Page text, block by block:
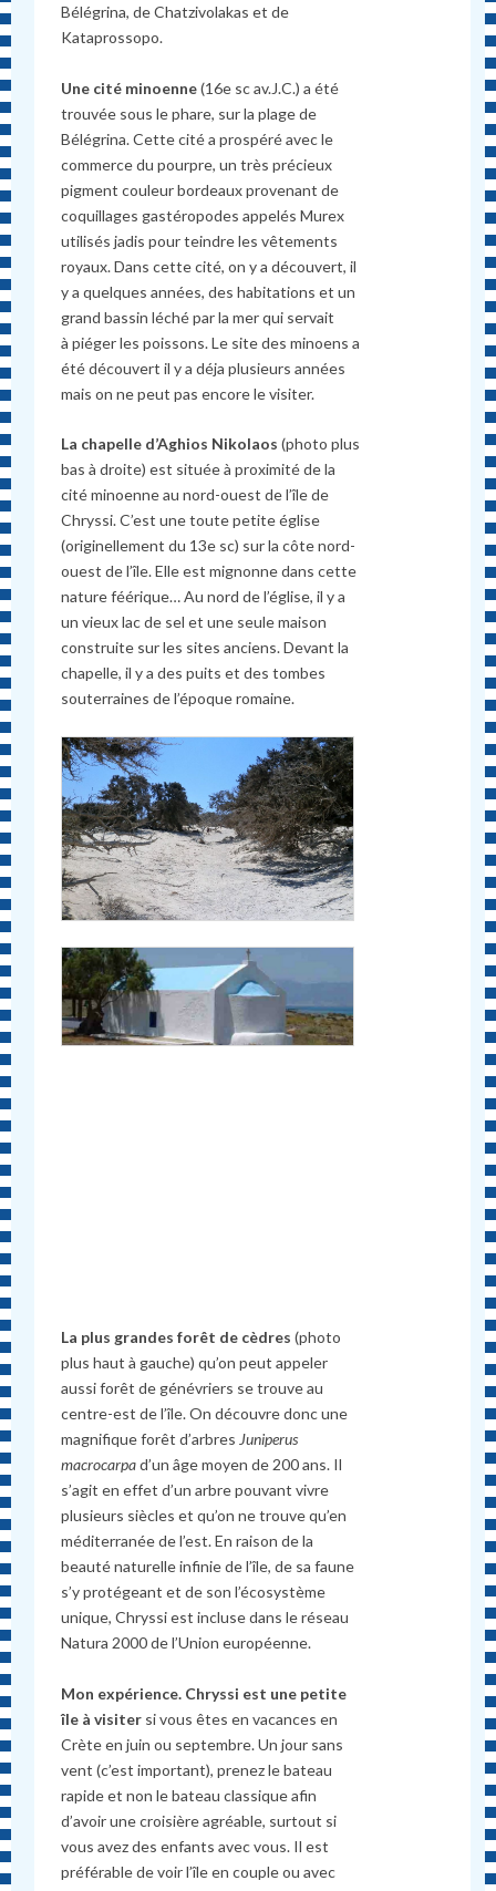
Bélégrina, de Chatzivolakas et de
Kataprossopo.
Une cité minoenne(16e sc av.J.C.) a été
trouvée sous le phare, sur la plage de
Bélégrina. Cette cité a prospéré avec le
commerce du pourpre, un très précieux
pigment couleur bordeaux provenant de
coquillages gastéropodes appelés Murex
utilisés jadis pour teindre les vêtements
royaux. Dans cette cité, on y a découvert, il
y a quelques années, des habitations et un
grand bassin léché par la mer qui servait
à piéger les poissons. Le site des minoens a
été découvert il y a déja plusieurs années
mais on ne peut pas encore le visiter.
La chapelle d’Aghios Nikolaos (photo plus
bas à droite) est située à proximité de la
cité minoenne au nord-ouest de l’île de
Chryssi. C’est une toute petite église
(originellement du 13e sc) sur la côte nord-
ouest de l’île. Elle est mignonne dans cette
nature féérique… Au nord de l’église, il y a
un vieux lac de sel et une seule maison
construite sur les sites anciens. Devant la
chapelle, il y a des puits et des tombes
souterraines de l’époque romaine.
La plus grandes forêt de cèdres (photo
plus haut à gauche) qu’on peut appeler
aussi forêt de génévriers se trouve au
centre-est de l’île. On découvre donc une
magnifique forêt d’arbres Juniperus
macrocarpad’un âge moyen de 200 ans. Il
s’agit en effet d’un arbre pouvant vivre
plusieurs siècles et qu’on ne trouve qu’en
méditerranée de l’est. En raison de la
beauté naturelle infinie de l’île, de sa faune
s’y protégeant et de son l’écosystème
unique, Chryssi est incluse dans le réseau
Natura 2000 de l’Union européenne.
Mon expérience. Chryssi est une petite
île à visiter si vous êtes en vacances en
Crète en juin ou septembre. Un jour sans
vent (c’est important), prenez le bateau
rapide et non le bateau classique afin
d’avoir une croisière agréable, surtout si
vous avez des enfants avec vous. Il est
préférable de voir l’île en couple ou avec